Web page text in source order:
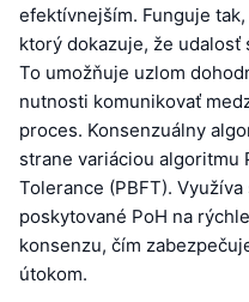
efektívnejším. Funguje
ktorý dokazuje, že udalosť
To umožňuje uzlom
nutnosti komunikovať
proces. Konsenzuálny
strane variáciou algoritmu
Tolerance (PBFT).
poskytované PoH na
konsenzu, čím
útokom.